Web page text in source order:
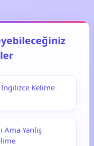
Kelime
Ama Yanlış